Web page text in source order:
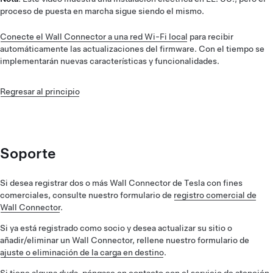
conectado a la red Wi-Fi, aparecerá una marca de
la aplicación Tesla One.
Nota: El Wall Connector es compatible con redes Wi-Fi
Actualice el software y configure los controles de acceso
seleccione "Controles de acceso". En Controles de acceso,
Todos los vehículos: permite que cualquier vehículo
eléctrico utilice el Wall Connector
Solo Tesla: permite que todos los vehículos Tesla utilicen
el Wall Connector
Solo Tesla autorizado: permite que solo algunos vehículos
Tesla utilicen el Wall Connector
proceso de puesta en marcha sigue siendo el mismo.
Conecte el Wall Connector a una red Wi-Fi local para recibir
automáticamente las actualizaciones del firmware. Con el tiempo se
implementarán nuevas características y funcionalidades.
Regresar al principio
Soporte
Si desea registrar dos o más Wall Connector de Tesla con fines
comerciales, consulte nuestro formulario de registro comercial de
Wall Connector.
Si ya está registrado como socio y desea actualizar su sitio o
añadir/eliminar un Wall Connector, rellene nuestro formulario de
ajuste o eliminación de la carga en destino.